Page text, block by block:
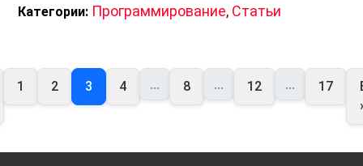
Категории: Программирование, Статьи
1 2 3 4 ... 8 ... 12 ... 17